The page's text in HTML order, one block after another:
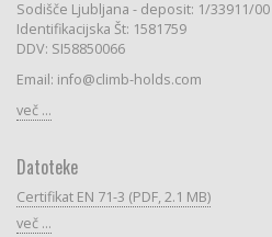
Sodišče Ljubljana - deposit: 1/33911/00
Identifikacijska Št: 1581759
DDV: SI58850066
Email: info@climb-holds.com
več ...
Datoteke
Certifikat EN 71-3 (PDF, 2.1 MB)
več ...